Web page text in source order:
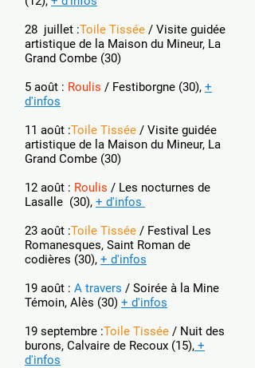
28 juillet :Toile Tissée / Visite guidée
artistique de la Maison du Mineur, La
Grand Combe (30)
5 août : Roulis / Festiborgne (30), +
d'infos
11 août :Toile Tissée / Visite guidée
artistique de la Maison du Mineur, La
Grand Combe (30)
12 août : Roulis / Les nocturnes de
Lasalle (30), + d'infos
23 août :Toile Tissée / Festival Les
Romanesques, Saint Roman de
codières (30), + d'infos
19 août : A travers / Soirée à la Mine
Témoin, Alès (30) + d'infos
19 septembre :Toile Tissée / Nuit des
burons, Calvaire de Recoux (15), +
d'infos